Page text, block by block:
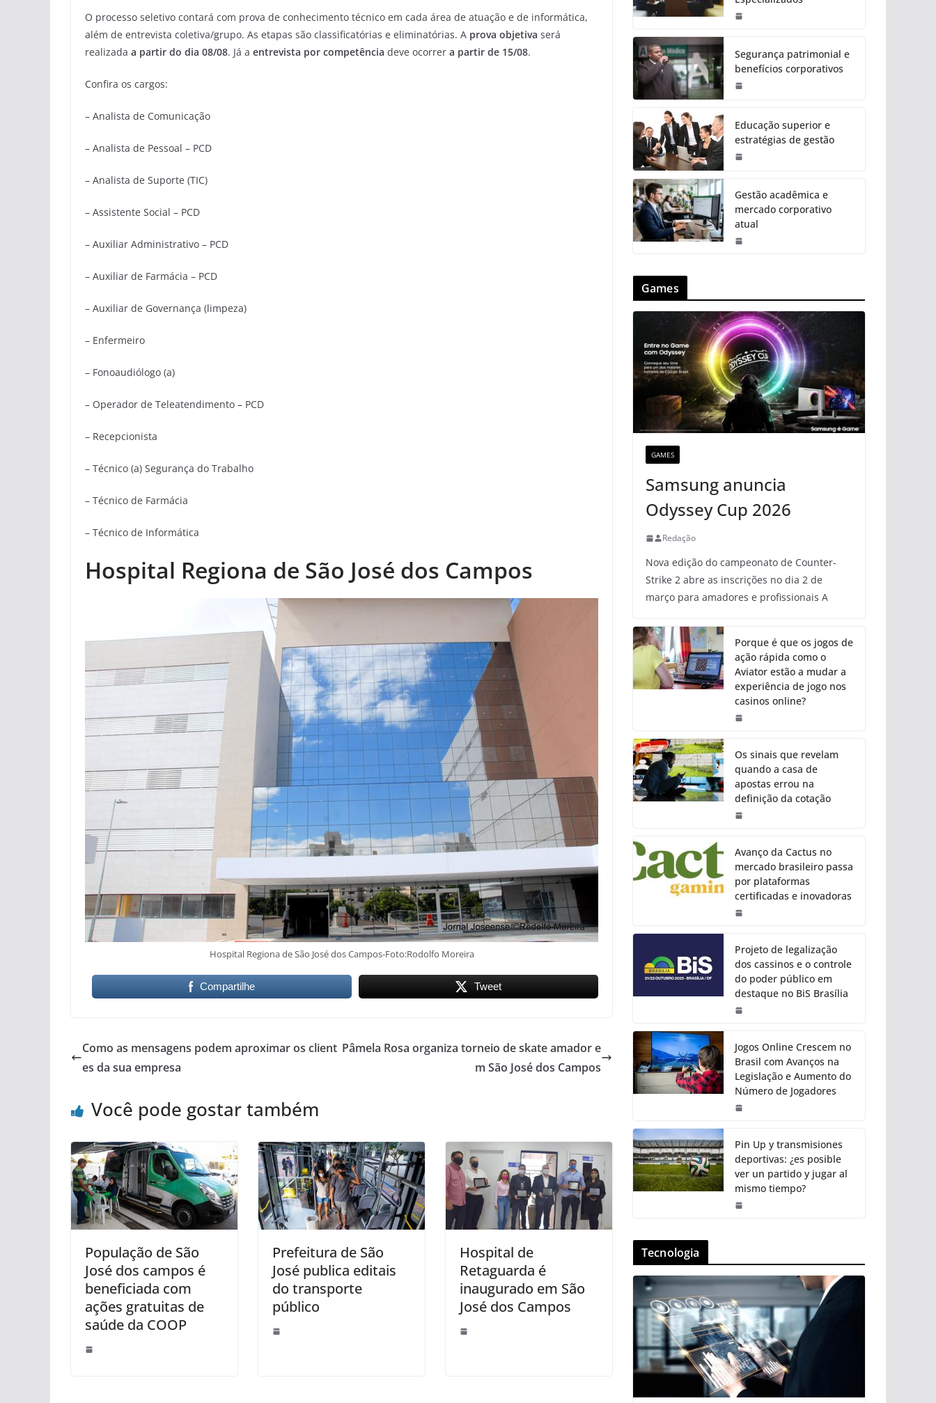
O processo seletivo contará com prova de conhecimento técnico em cada área de atuação e de informática,
além de entrevista coletiva/grupo. As etapas são classificatórias e eliminatórias. A prova objetiva será
realizada a partir do dia 08/08. Já a entrevista por competência deve ocorrer a partir de 15/08.
Confira os cargos:
– Analista de Comunicação
– Analista de Pessoal – PCD
– Analista de Suporte (TIC)
– Assistente Social – PCD
– Auxiliar Administrativo – PCD
– Auxiliar de Farmácia – PCD
– Auxiliar de Governança (limpeza)
– Enfermeiro
– Fonoaudiólogo (a)
– Operador de Teleatendimento – PCD
– Recepcionista
– Técnico (a) Segurança do Trabalho
– Técnico de Farmácia
– Técnico de Informática
Hospital Regiona de São José dos Campos
Hospital Regiona de São José dos Campos-Foto:Rodolfo Moreira
Compartilhe Tweet
Como as mensagens podem aproximar os client
es da sua empresa
Pâmela Rosa organiza torneio de skate amador e
m São José dos Campos
Você pode gostar também
População de São
José dos campos é
beneficiada com
ações gratuitas de
saúde da COOP
Prefeitura de São
José publica editais
do transporte
público
Hospital de
Retaguarda é
inaugurado em São
José dos Campos
Segurança patrimonial e
benefícios corporativos
Educação superior e
estratégias de gestão
Gestão acadêmica e
mercado corporativo
atual
Games
GAMES
Samsung anuncia
Odyssey Cup 2026
Redação
Nova edição do campeonato de Counter-
Strike 2 abre as inscrições no dia 2 de
março para amadores e profissionais A
Porque é que os jogos de
ação rápida como o
Aviator estão a mudar a
experiência de jogo nos
casinos online?
Os sinais que revelam
quando a casa de
apostas errou na
definição da cotação
Avanço da Cactus no
mercado brasileiro passa
por plataformas
certificadas e inovadoras
Projeto de legalização
dos cassinos e o controle
do poder público em
destaque no BiS Brasília
Jogos Online Crescem no
Brasil com Avanços na
Legislação e Aumento do
Número de Jogadores
Pin Up y transmisiones
deportivas: ¿es posible
ver un partido y jugar al
mismo tiempo?
Tecnologia